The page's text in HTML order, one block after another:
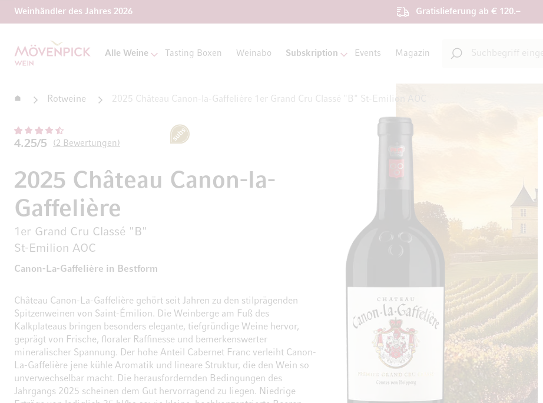
Weinhändler des Jahres 2026 Gratislieferung ab € 120.–
Zur Startseite
Alle Weine Tasting Boxen Weinabo Subskription Events Magazin
Suche
StartseiteRotweine 2025 Château Canon-la-Gaffelière 1er Grand Cru Classé "B" St-Emilion AOC
4.25/5 2 Bewertungen
Subscription
2025 Château Canon-la-
Gaffelière
1er Grand Cru Classé "B"
St-Emilion AOC
Canon-La-Gaffelière in Bestform
Château Canon-La-Gaffelière gehört seit Jahren zu den stilprägenden
Spitzenweinen von Saint-Émilion. Die Weinberge am Fuß des
Kalkplateaus bringen besonders elegante, tiefgründige Weine hervor,
geprägt von Frische, floraler Raffinesse und bemerkenswerter
mineralischer Spannung. Der hohe Anteil Cabernet Franc verleiht Canon-
La-Gaffelière jene kühle Aromatik und lineare Struktur, die den Wein so
unverwechselbar macht. Die herausfordernden Bedingungen des
Jahrgangs 2025 scheinen dem Gut hervorragend zu liegen. Niedrige
Zum Ende der Bildgalerie springenZum Anfang der